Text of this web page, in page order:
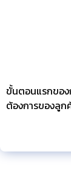
ขั้นตอนแรกของ
ต้องการของลูก